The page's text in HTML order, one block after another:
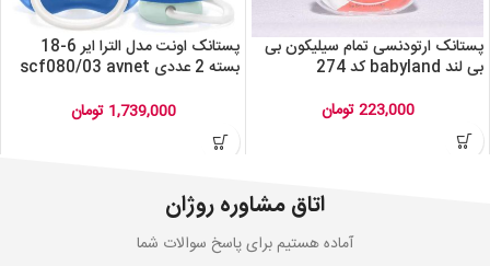
پستانک ارتودنسی تمام سیلیکون بی
بی لند babyland کد 274
223,000تومان
پستانک اونت مدل الترا ایر 6-18
بسته 2 عددی scf080/03 avnet
1,739,000 تومان
اتاق مشاوره روژان
آماده هستیم برای پاسخ سوالات شما